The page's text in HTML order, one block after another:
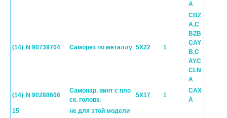
A
(14) N 90739704 Cаморез по металлу 5X22 1
CBZ
A,C
BZB
CAY
B,C
AYC
CLN
A
(14) N 90288606
Cамонар. винт с пло
ск. головк.
5X17 1
CAX
A
15
не для этой модели